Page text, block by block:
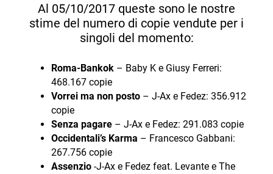
Al 05/10/2017 queste sono le nostre
stime del numero di copie vendute per i
singoli del momento:
Roma-Bankok – Baby K e Giusy Ferreri:
468.167 copie
Vorrei ma non posto – J-Ax e Fedez: 356.912
copie
Senza pagare – J-Ax e Fedez: 291.083 copie
Occidentali’s Karma – Francesco Gabbani:
267.756 copie
Assenzio -J-Ax e Fedez feat. Levante e The